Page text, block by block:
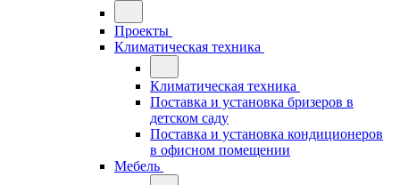
Проекты
Климатическая техника
Климатическая техника
Поставка и установка бризеров в
детском саду
Поставка и установка кондиционеров
в офисном помещении
Мебель